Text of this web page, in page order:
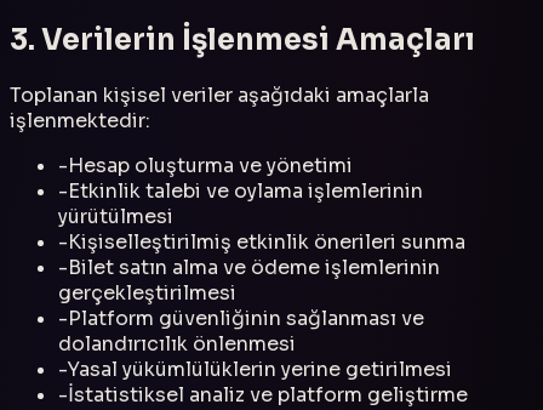
3. Verilerin İşlenmesi Amaçları
Toplanan kişisel veriler aşağıdaki amaçlarla
işlenmektedir:
-Hesap oluşturma ve yönetimi
-Etkinlik talebi ve oylama işlemlerinin
yürütülmesi
-Kişiselleştirilmiş etkinlik önerileri sunma
-Bilet satın alma ve ödeme işlemlerinin
gerçekleştirilmesi
-Platform güvenliğinin sağlanması ve
dolandırıcılık önlenmesi
-Yasal yükümlülüklerin yerine getirilmesi
-İstatistiksel analiz ve platform geliştirme